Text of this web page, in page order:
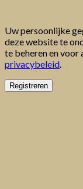
Uw persoonlijke
deze website te
te beheren en voor
privacybeleid.
Registreren